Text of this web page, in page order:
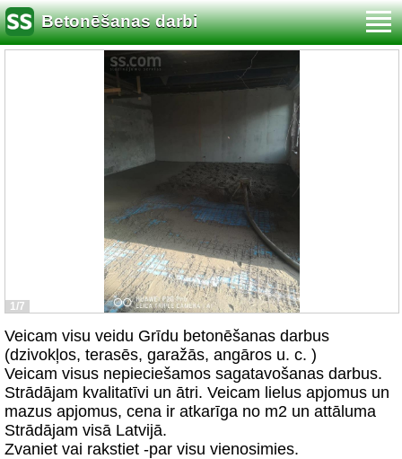
Betonēšanas darbi
1/7
Veicam visu veidu Grīdu betonēšanas darbus
(dzivokļos, terasēs, garažās, angāros u. c. )
Veicam visus nepieciešamos sagatavošanas darbus.
Strādājam kvalitatīvi un ātri. Veicam lielus apjomus un
mazus apjomus, cena ir atkarīga no m2 un attāluma
Strādājam visā Latvijā.
Zvaniet vai rakstiet -par visu vienosimies.